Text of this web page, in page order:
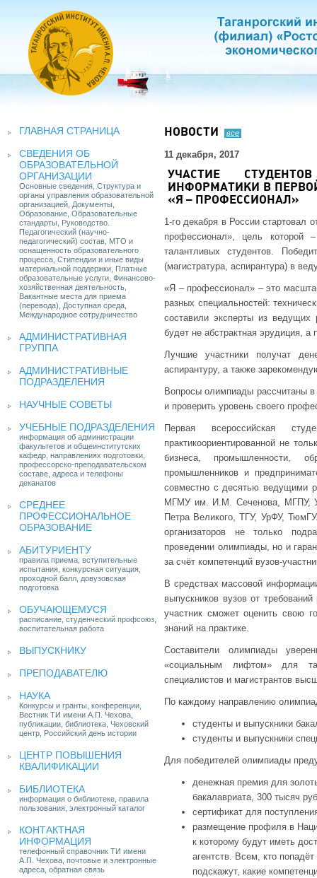
ГЛАВНАЯ СТРАНИЦА
СВЕДЕНИЯ ОБ
ОБРАЗОВАТЕЛЬНОЙ
ОРГАНИЗАЦИИ
Основные сведения, Структура и
органы управления образовательной
организацией, Документы,
Образование, Образовательные
стандарты, Руководство.
Педагогический (научно-
педагогический) состав, МТО и
оснащенность образовательного
процесса, Стипендии и иные виды
материальной поддержки, Платные
образовательные услуги, Финансово-
хозяйственная деятельность,
Вакантные места для приема
(перевода), Доступная среда,
Международное сотрудничество
АДМИНИСТРАТИВНАЯ
ГРУППА
АДМИНИСТРАТИВНЫЕ
ПОДРАЗДЕЛЕНИЯ
НАУЧНЫЕ СОВЕТЫ
УЧЕБНЫЕ ПОДРАЗДЕЛЕНИЯ
информация об администрации
факультетов и общеинститутских
кафедр, направлениях подготовки,
профессорско-преподавательском
составе, адреса и телефоны
деканатов
СРЕДНЕЕ
ПРОФЕССИОНАЛЬНОЕ
ОБРАЗОВАНИЕ
АБИТУРИЕНТУ
правила приема, вступительные
испытания, конкурсная ситуация,
проходной балл, довузовская
подготовка
ОБУЧАЮЩЕМУСЯ
расписание, студенческий профсоюз,
воспитательная работа
ВЫПУСКНИКУ
ПРЕПОДАВАТЕЛЮ
НАУКА
Конкурсы и гранты, конференции,
Вестник ТИ имени А.П. Чехова,
публикации, библиотека, Чеховский
центр, Российский день истории
ЦЕНТР ПОВЫШЕНИЯ
КВАЛИФИКАЦИИ
БИБЛИОТЕКА
информация о библиотеке, правила
пользования, электронный каталог
КОНТАКТНАЯ
ИНФОРМАЦИЯ
телефонный справочник ТИ имени
А.П. Чехова, почтовые и электронные
адреса, обратная связь
НОВОСТИ все
11 декабря, 2017
УЧАСТИЕ
ИНФОРМАТИКИ В
«Я – ПРОФЕССИОНАЛ»
1-го декабря в России стартовал
профессионал», цель которой
талантливых студентов.
(магистратура, аспирантура) в
«Я – профессионал» – это
разных специальностей:
составили эксперты из ведущих
будет не абстрактная эрудиция,
Лучшие участники получат
аспирантуру, а также
Вопросы олимпиады рассчитаны
и проверить уровень своего
Первая всероссийская
практикоориентированной не
бизнеса, промышленности,
промышленников и
совместно с десятью
МГМУ им. И.М. Сеченова, МГПУ,
Петра Великого, ТГУ, УрФУ,
организаторов не только
проведении олимпиады, но и
за счёт компетенций вузов-
В средствах массовой
выпускников вузов от
участник сможет оценить свою
знаний на практике.
Составители олимпиады
«социальным лифтом» для
специалистов и магистрантов
По каждому направлению
студенты и выпускники
студенты и выпускники
Для победителей олимпиады
денежная премия для
бакалавриата, 300 тысяч
сертификат для
размещение профиля в
к которому будут иметь
агентств. Всем, кто
подскажут, какие